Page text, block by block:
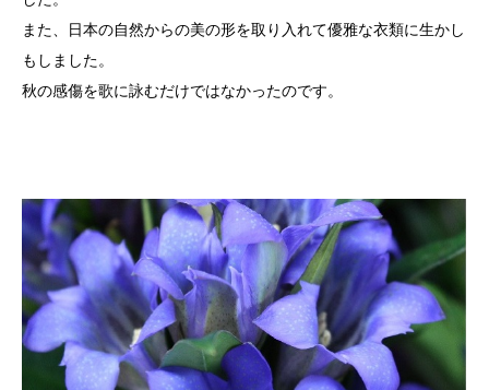
また、日本の自然からの美の形を取り入れて優雅な衣類に生かし
もしました。
秋の感傷を歌に詠むだけではなかったのです。